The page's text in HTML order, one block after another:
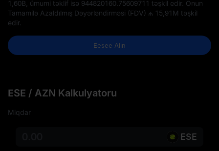
1,60B , ümumi təklif isə 944820160.75609711 təşkil edir. Onun
Tamamilə Azaldılmış Dəyərləndirməsi (FDV) ₼ 15,91M təşkil
edir.
Eesee Alın
ESE / AZN Kalkulyatoru
Miqdar
ESE